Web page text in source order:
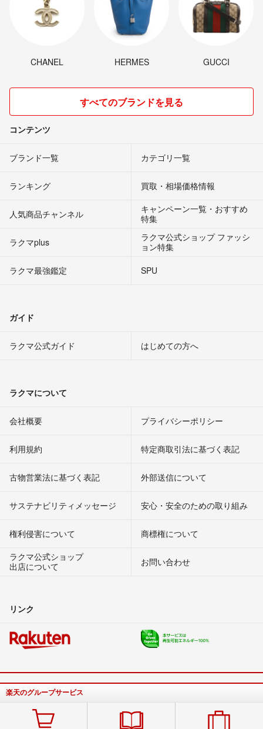
CHANEL HERMES GUCCI
すべてのブランドを見る
コンテンツ
ブランド一覧 カテゴリ一覧
ランキング 買取・相場価格情報
人気商品チャンネル
キャンペーン一覧・おすすめ
特集
ラクマplus
ラクマ公式ショップ ファッシ
ョン特集
ラクマ最強鑑定
SPU
ガイド
ラクマ公式ガイド はじめての方へ
ラクマについて
会社概要 プライバシーポリシー
利用規約 特定商取引法に基づく表記
古物営業法に基づく表記 外部送信について
サステナビリティメッセージ 安心・安全のための取り組み
権利侵害について
商標権について
ラクマ公式ショップ
出店について
お問い合わせ
リンク
楽天のグループサービス